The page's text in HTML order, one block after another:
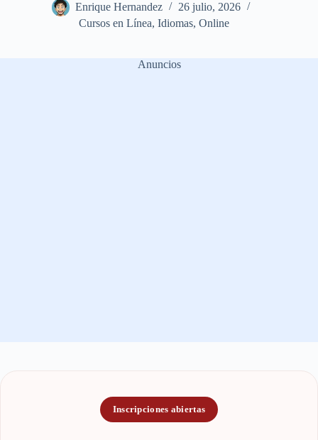
Enrique Hernandez
26 julio, 2026
Cursos en Línea,Idiomas,Online
Anuncios
Inscripciones abiertas